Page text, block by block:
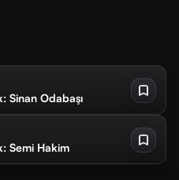
Sinan Odabaşı
Semi Hakim